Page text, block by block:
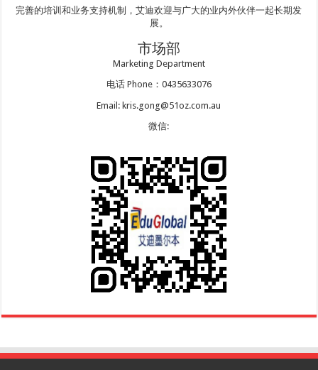
完善的培训和业务支持机制，艾迪欢迎与广大的业内外伙伴一起长期发
展。
市场部
Marketing Department
电话 Phone：0435633076
Email: kris.gong@51oz.com.au
微信: